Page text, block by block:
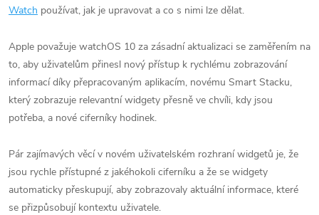
Watch používat, jak je upravovat a co s nimi lze dělat.
Apple považuje watchOS 10 za zásadní aktualizaci se zaměřením na
to, aby uživatelům přinesl nový přístup k rychlému zobrazování
informací díky přepracovaným aplikacím, novému Smart Stacku,
který zobrazuje relevantní widgety přesně ve chvíli, kdy jsou
potřeba, a nové ciferníky hodinek.
Pár zajímavých věcí v novém uživatelském rozhraní widgetů je, že
jsou rychle přístupné z jakéhokoli ciferníku a že se widgety
automaticky přeskupují, aby zobrazovaly aktuální informace, které
se přizpůsobují kontextu uživatele.